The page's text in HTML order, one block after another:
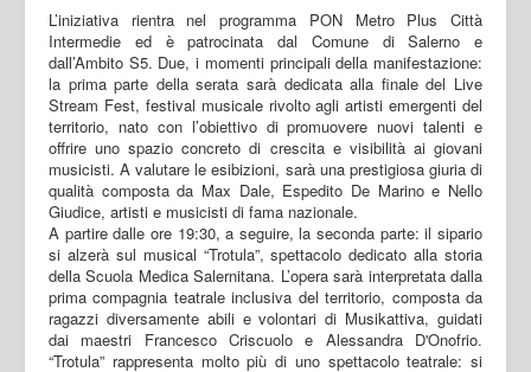
L’iniziativa rientra nel programma PON Metro Plus Città
Intermedie ed è patrocinata dal Comune di Salerno e
dall’Ambito S5. Due, i momenti principali della manifestazione:
la prima parte della serata sarà dedicata alla finale del Live
Stream Fest, festival musicale rivolto agli artisti emergenti del
territorio, nato con l’obiettivo di promuovere nuovi talenti e
offrire uno spazio concreto di crescita e visibilità ai giovani
musicisti. A valutare le esibizioni, sarà una prestigiosa giuria di
qualità composta da Max Dale, Espedito De Marino e Nello
Giudice, artisti e musicisti di fama nazionale.
A partire dalle ore 19:30, a seguire, la seconda parte: il sipario
si alzerà sul musical “Trotula”, spettacolo dedicato alla storia
della Scuola Medica Salernitana. L’opera sarà interpretata dalla
prima compagnia teatrale inclusiva del territorio, composta da
ragazzi diversamente abili e volontari di Musikattiva, guidati
dai maestri Francesco Criscuolo e Alessandra D'Onofrio.
“Trotula” rappresenta molto più di uno spettacolo teatrale: si